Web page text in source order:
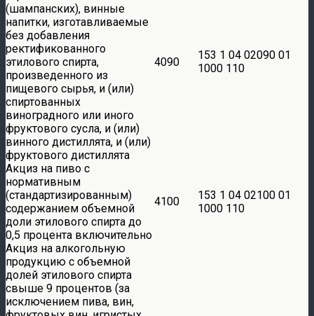
(шампанских), винные
напитки, изготавливаемые
без добавления
ректификованного
этилового спирта,
произведенного из
пищевого сырья, и (или)
спиртованных
виноградного или иного
фруктового сусла, и (или)
винного дистиллята, и (или)
фруктового дистиллята
4090
153 1 04 02090 01
1000 110
Акциз на пиво с
нормативным
(стандартизированным)
содержанием объемной
доли этилового спирта до
0,5 процента включительно
4100
153 1 04 02100 01
1000 110
Акциз на алкогольную
продукцию с объемной
долей этилового спирта
свыше 9 процентов (за
исключением пива, вин,